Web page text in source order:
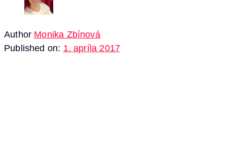
Author Monika Zbínová
Published on: 1. apríla 2017